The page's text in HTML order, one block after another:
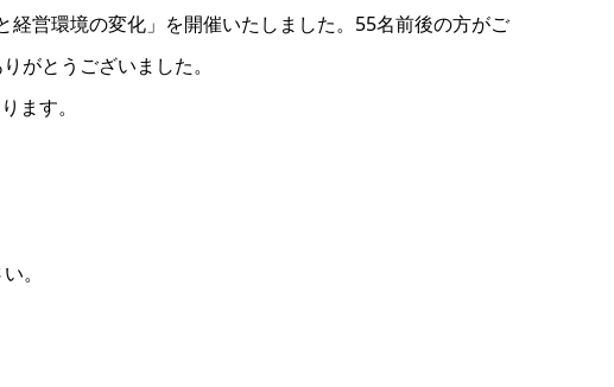
営環境の変化」を開催いたしました。55名前後の方がご
がとうございました。
ます。
。